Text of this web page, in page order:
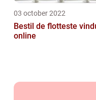
03 october 2022
Bestil de flotteste
online